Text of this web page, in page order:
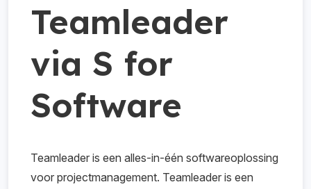
Teamleader
via S for
Software
Teamleader is een alles-in-één softwareoplossing
voor projectmanagement. Teamleader is een